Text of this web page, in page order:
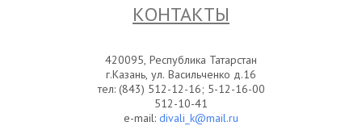
КОНТАКТЫ
420095, Республика Татарстан
г.Казань, ул. Васильченко д.16
тел: (843) 512-12-16; 5-12-16-00
512-10-41
e-mail: divali_k@mail.ru